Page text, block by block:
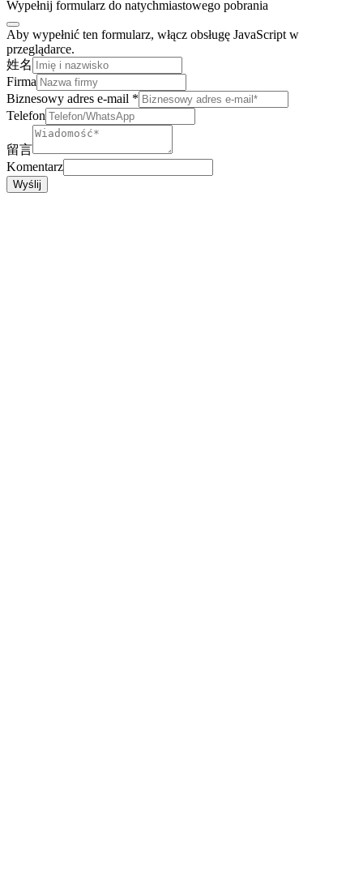
Wypełnij formularz do natychmiastowego pobrania
Aby wypełnić ten formularz, włącz obsługę JavaScript w
przeglądarce.
姓名
Firma
Biznesowy adres e-mail *
Telefon
留言
Komentarz
Wyślij